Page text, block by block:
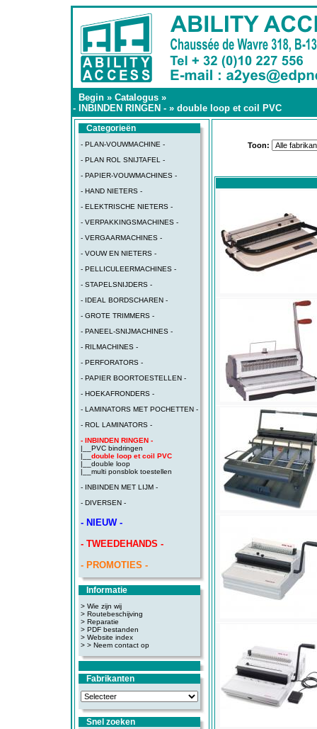
Begin » Catalogus »
- INBINDEN RINGEN - » double loop et coil PVC
Categorieën
- PLAN-VOUWMACHINE -
- PLAN ROL SNIJTAFEL -
- PAPIER-VOUWMACHINES -
- HAND NIETERS -
- ELEKTRISCHE NIETERS -
- VERPAKKINGSMACHINES -
- VERGAARMACHINES -
- VOUW EN NIETERS -
- PELLICULEERMACHINES -
- STAPELSNIJDERS -
- IDEAL BORDSCHAREN -
- GROTE TRIMMERS -
- PANEEL-SNIJMACHINES -
- RILMACHINES -
- PERFORATORS -
- PAPIER BOORTOESTELLEN -
- HOEKAFRONDERS -
- LAMINATORS MET POCHETTEN -
- ROL LAMINATORS -
- INBINDEN RINGEN -
|__ PVC bindringen
|__ double loop et coil PVC
|__ double loop
|__ multi ponsblok toestellen
- INBINDEN MET LIJM -
- DIVERSEN -
- NIEUW -
- TWEEDEHANDS -
- PROMOTIES -
Informatie
> Wie zijn wij
> Routebeschijving
> Reparatie
> PDF bestanden
> Website index
> > Neem contact op
Fabrikanten
Snel zoeken
Toon: